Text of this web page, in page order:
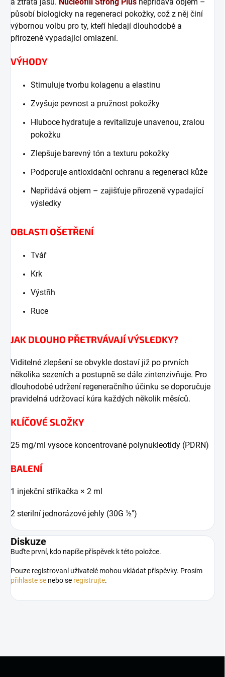
a ztráta jasu. Nucleofill Strong Plus nepřidává objem –
působí biologicky na regeneraci pokožky, což z něj činí
výbornou volbu pro ty, kteří hledají dlouhodobé a
přirozeně vypadající omlazení.
VÝHODY
Stimuluje tvorbu kolagenu a elastinu
Zvyšuje pevnost a pružnost pokožky
Hluboce hydratuje a revitalizuje unavenou, zralou
pokožku
Zlepšuje barevný tón a texturu pokožky
Podporuje antioxidační ochranu a regeneraci kůže
Nepřidává objem – zajišťuje přirozeně vypadající
výsledky
OBLASTI OŠETŘENÍ
Tvář
Krk
Výstřih
Ruce
JAK DLOUHO PŘETRVÁVAJÍ VÝSLEDKY?
Viditelné zlepšení se obvykle dostaví již po prvních
několika sezeních a postupně se dále zintenzivňuje. Pro
dlouhodobé udržení regeneračního účinku se doporučuje
pravidelná udržovací kúra každých několik měsíců.
KLÍČOVÉ SLOŽKY
25 mg/ml vysoce koncentrované polynukleotidy (PDRN)
BALENÍ
1 injekční stříkačka × 2 ml
2 sterilní jednorázové jehly (30G ½")
Diskuze
Buďte první, kdo napíše příspěvek k této položce.
Pouze registrovaní uživatelé mohou vkládat příspěvky. Prosím
přihlaste se nebo se registrujte.